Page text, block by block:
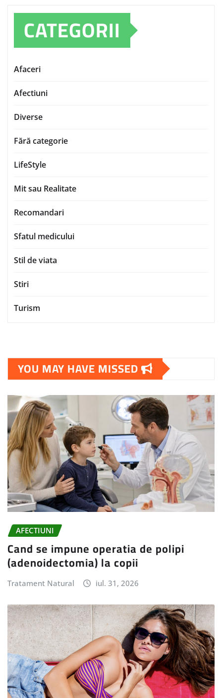
CATEGORII
Afaceri
Afectiuni
Diverse
Fără categorie
LifeStyle
Mit sau Realitate
Recomandari
Sfatul medicului
Stil de viata
Stiri
Turism
YOU MAY HAVE MISSED
AFECTIUNI
Cand se impune operatia de polipi
(adenoidectomia) la copii
Tratament Natural iul. 31, 2026